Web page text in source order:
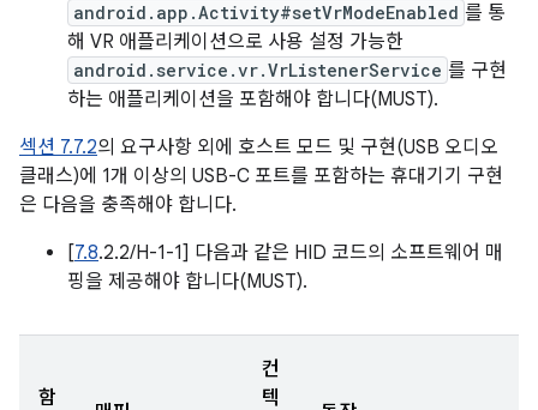
android.app.Activity#setVrModeEnabled 를 통
해 VR 애플리케이션으로 사용 설정 가능한
android.service.vr.VrListenerService 를 구현
하는 애플리케이션을 포함해야 합니다(MUST).
섹션 7.7.2의 요구사항 외에 호스트 모드 및 구현(USB 오디오
클래스)에 1개 이상의 USB-C 포트를 포함하는 휴대기기 구현
은 다음을 충족해야 합니다.
[7.8.2.2/H-1-1] 다음과 같은 HID 코드의 소프트웨어 매
핑을 제공해야 합니다(MUST).
함
컨
텍